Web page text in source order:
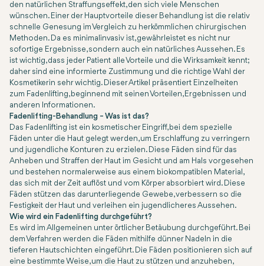
den natürlichen Straffungseffekt, den sich viele Menschen
wünschen. Einer der Hauptvorteile dieser Behandlung ist die relativ
schnelle Genesung im Vergleich zu herkömmlichen chirurgischen
Methoden. Da es minimalinvasiv ist, gewährleistet es nicht nur
sofortige Ergebnisse, sondern auch ein natürliches Aussehen. Es
ist wichtig, dass jeder Patient alle Vorteile und die Wirksamkeit kennt;
daher sind eine informierte Zustimmung und die richtige Wahl der
Kosmetikerin sehr wichtig. Dieser Artikel präsentiert Einzelheiten
zum Fadenlifting, beginnend mit seinen Vorteilen, Ergebnissen und
anderen Informationen.
Fadenlifting-Behandlung – Was ist das?
Das Fadenlifting ist ein kosmetischer Eingriff, bei dem spezielle
Fäden unter die Haut gelegt werden, um Erschlaffung zu verringern
und jugendliche Konturen zu erzielen. Diese Fäden sind für das
Anheben und Straffen der Haut im Gesicht und am Hals vorgesehen
und bestehen normalerweise aus einem biokompatiblen Material,
das sich mit der Zeit auflöst und vom Körper absorbiert wird. Diese
Fäden stützen das darunterliegende Gewebe, verbessern so die
Festigkeit der Haut und verleihen ein jugendlicheres Aussehen.
Wie wird ein Fadenlifting durchgeführt?
Es wird im Allgemeinen unter örtlicher Betäubung durchgeführt. Bei
dem Verfahren werden die Fäden mithilfe dünner Nadeln in die
tieferen Hautschichten eingeführt. Die Fäden positionieren sich auf
eine bestimmte Weise, um die Haut zu stützen und anzuheben,